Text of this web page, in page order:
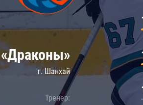
Локомотив
Шанхайские Драконы
«Драконы»
г. Шанхай
Тренер: